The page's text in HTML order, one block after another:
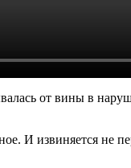
от вины в
И извиняется не